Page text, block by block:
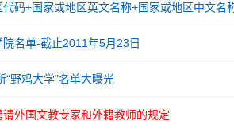
代码+国家或地区英文名称+国家或地区中文名
名单-截止2011年5月23日
“野鸡大学”名单大曝光
外国文教专家和外籍教师的规定